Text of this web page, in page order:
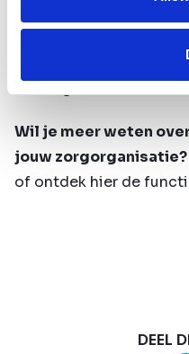
bouwen we aan de
Wil je meer weten
jouw zorgorganisatie?
of ontdek hier de
DEEL